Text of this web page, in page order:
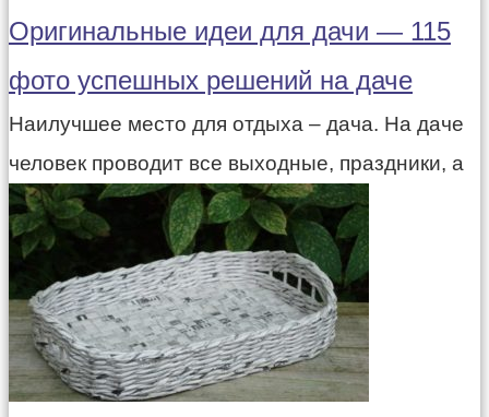
Оригинальные идеи для дачи — 115
фото успешных решений на даче
Наилучшее место для отдыха – дача. На даче
человек проводит все выходные, праздники, а